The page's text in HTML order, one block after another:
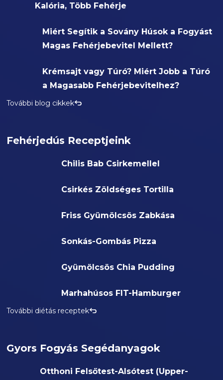
Kalória, Több Fehérje
Miért Segítik a Sovány Húsok a Fogyást
Magas Fehérjebevitel Mellett?
Krémsajt vagy Túró? Miért Jobb a Túró
a Magasabb Fehérjebevitelhez?
További blog cikkek
Fehérjedús Receptjeink
Chilis Bab Csirkemellel
Csirkés Zöldséges Tortilla
Friss Gyümölcsös Zabkása
Sonkás-Gombás Pizza
Gyümölcsös Chia Pudding
Marhahúsos FIT-Hamburger
További diétás receptek
Gyors Fogyás Segédanyagok
Otthoni Felsőtest-Alsótest (Upper-